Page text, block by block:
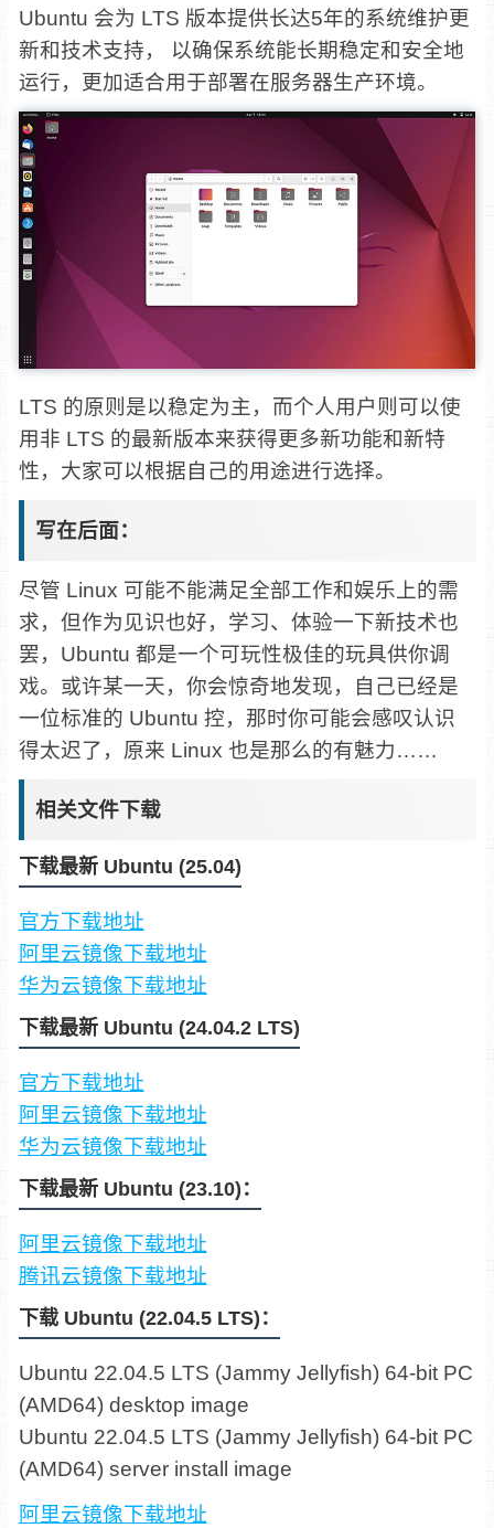
Ubuntu 会为 LTS 版本提供长达5年的系统维护更
新和技术支持， 以确保系统能长期稳定和安全地
运行，更加适合用于部署在服务器生产环境。
LTS 的原则是以稳定为主，而个人用户则可以使
用非 LTS 的最新版本来获得更多新功能和新特
性，大家可以根据自己的用途进行选择。
写在后面：
尽管 Linux 可能不能满足全部工作和娱乐上的需
求，但作为见识也好，学习、体验一下新技术也
罢，Ubuntu 都是一个可玩性极佳的玩具供你调
戏。或许某一天，你会惊奇地发现，自己已经是
一位标准的 Ubuntu 控，那时你可能会感叹认识
得太迟了，原来 Linux 也是那么的有魅力……
相关文件下载
下载最新 Ubuntu (25.04)
官方下载地址
阿里云镜像下载地址
华为云镜像下载地址
下载最新 Ubuntu (24.04.2 LTS)
官方下载地址
阿里云镜像下载地址
华为云镜像下载地址
下载最新 Ubuntu (23.10)：
阿里云镜像下载地址
腾讯云镜像下载地址
下载 Ubuntu (22.04.5 LTS)：
Ubuntu 22.04.5 LTS (Jammy Jellyfish) 64-bit PC
(AMD64) desktop image
Ubuntu 22.04.5 LTS (Jammy Jellyfish) 64-bit PC
(AMD64) server install image
阿里云镜像下载地址